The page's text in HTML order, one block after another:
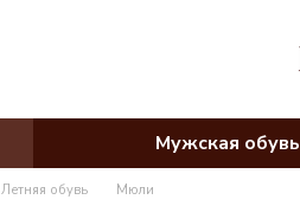
Мужская обувь
Летняя обувь Мюли